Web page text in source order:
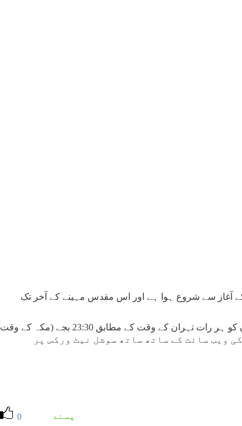
کے آغاز سے شروع ہوا ہے اور اس مقدس مہینے کے آخر تک
جو لوگ ان مقابلوں کو دیکھنے کے خواہشمند ہیں وہ ان مقابلوں کو ہر رات تہران کے وقت کے مطابق 23:30 بجے (مکہ کے وقت
ورک کی ویب سائٹ کے ساتھ ساتھ سوشل نیٹ ورکس پر
0 پسند